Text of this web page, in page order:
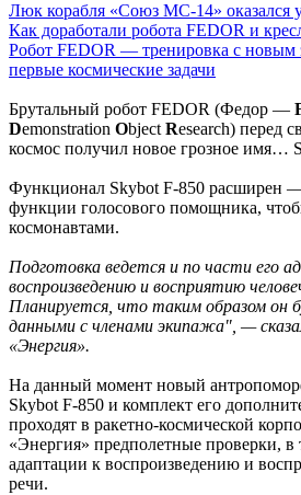
Люк корабля «Союз МС-14» оказался
Как доработали робота FEDOR и
Робот FEDOR — тренировка с
первые космические задачи
Брутальный робот FEDOR (Федор —
Demonstration Object Research) перед
космос получил новое грозное имя…
Функционал Skybot F-850 расширен
функции голосового помощника,
космонавтами.
Подготовка ведется и по части его
воспроизведению и восприятию
Планируется, что таким образом он
данными с членами экипажа", —
«Энергия».
На данный момент новый
Skybot F-850 и комплект его
проходят в ракетно-космической
«Энергия» предполетные проверки, в
адаптации к воспроизведению и
речи.